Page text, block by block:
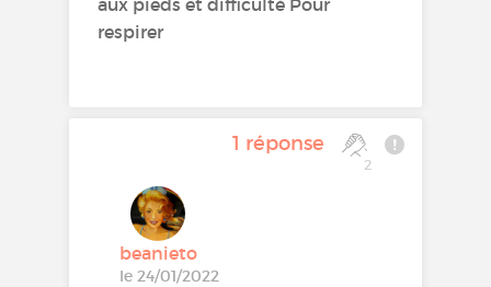
respirer
1 réponse
2
beanieto
le 24/01/2022